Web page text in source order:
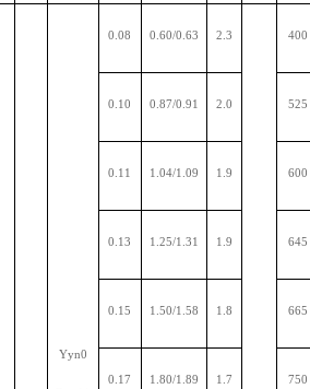
Yyn0
0.08 0.60/0.63 2.3 400
0.10 0.87/0.91 2.0 525
0.11 1.04/1.09 1.9 600
0.13 1.25/1.31 1.9 645
0.15 1.50/1.58 1.8 665
0.17 1.80/1.89 1.7 750